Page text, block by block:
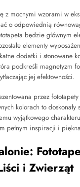
z mocnymi wzorami w
o odpowiednią
będzie głównym
elementy
dodatki i stonowane
podkreśli magnetyzm
jej efektowności.
przez
kolorach to
wyjątkowego
pełnym inspiracji i
i Zwierząt